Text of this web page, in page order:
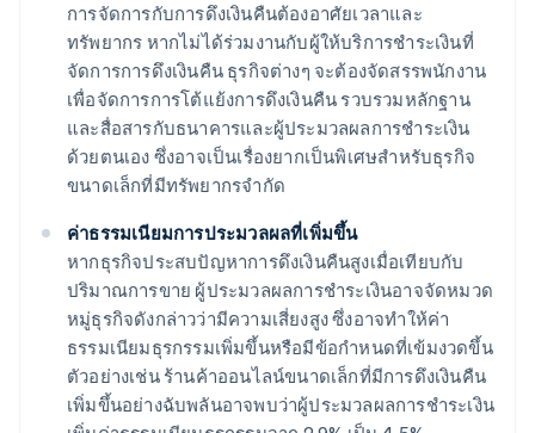
การจัดการกับการดึงเงินคืนต้องอาศัยเวลาและ
ทรัพยากร หากไม่ได้ร่วมงานกับผู้ให้บริการชําระเงินที่
จัดการการดึงเงินคืน ธุรกิจต่างๆ จะต้องจัดสรรพนักงาน
เพื่อจัดการการโต้แย้งการดึงเงินคืน รวบรวมหลักฐาน
และสื่อสารกับธนาคารและผู้ประมวลผลการชําระเงิน
ด้วยตนเอง ซึ่งอาจเป็นเรื่องยากเป็นพิเศษสําหรับธุรกิจ
ขนาดเล็กที่มีทรัพยากรจํากัด
ค่าธรรมเนียมการประมวลผลที่เพิ่มขึ้น
หากธุรกิจประสบปัญหาการดึงเงินคืนสูงเมื่อเทียบกับ
ปริมาณการขาย ผู้ประมวลผลการชําระเงินอาจจัดหมวด
หมู่ธุรกิจดังกล่าวว่ามีความเสี่ยงสูง ซึ่งอาจทําให้ค่า
ธรรมเนียมธุรกรรมเพิ่มขึ้นหรือมีข้อกําหนดที่เข้มงวดขึ้น
ตัวอย่างเช่น ร้านค้าออนไลน์ขนาดเล็กที่มีการดึงเงินคืน
เพิ่มขึ้นอย่างฉับพลันอาจพบว่าผู้ประมวลผลการชําระเงิน